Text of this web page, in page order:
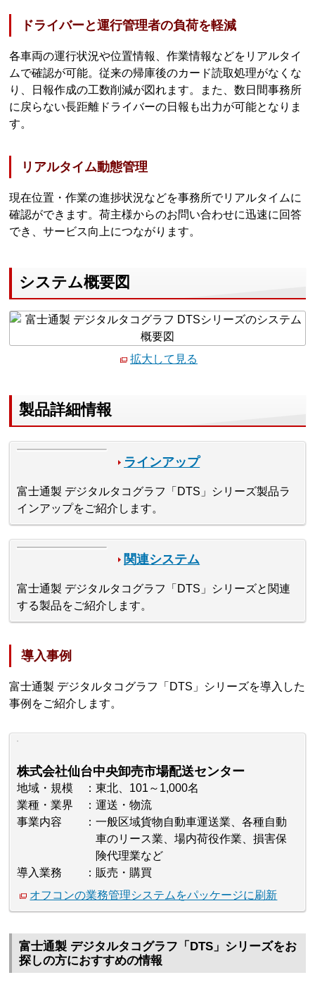
ドライバーと運行管理者の負荷を軽減
各車両の運行状況や位置情報、作業情報などをリアルタイ
ムで確認が可能。従来の帰庫後のカード読取処理がなくな
り、日報作成の工数削減が図れます。また、数日間事務所
に戻らない長距離ドライバーの日報も出力が可能となりま
す。
リアルタイム動態管理
現在位置・作業の進捗状況などを事務所でリアルタイムに
確認ができます。荷主様からのお問い合わせに迅速に回答
でき、サービス向上につながります。
システム概要図
拡大して見る
製品詳細情報
ラインアップ
富士通製 デジタルタコグラフ「DTS」シリーズ製品ラ
インアップをご紹介します。
関連システム
富士通製 デジタルタコグラフ「DTS」シリーズと関連
する製品をご紹介します。
導入事例
富士通製 デジタルタコグラフ「DTS」シリーズを導入した
事例をご紹介します。
株式会社仙台中央卸売市場配送センター
地域・規模
東北、101～1,000名
業種・業界
運送・物流
事業内容
一般区域貨物自動車運送業、各種自動
車のリース業、場内荷役作業、損害保
険代理業など
導入業務
販売・購買
オフコンの業務管理システムをパッケージに刷新
富士通製 デジタルタコグラフ「DTS」シリーズをお
探しの方におすすめの情報